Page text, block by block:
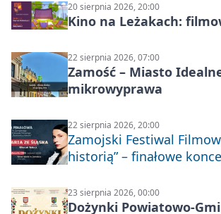
20 sierpnia 2026, 20:00
Kino na Leżakach:
22 sierpnia 2026, 07:00
Zamość – Miasto
mikrowyprawa
22 sierpnia 2026, 20:00
Zamojski Festiwal
historią” – finałowe
23 sierpnia 2026, 00:00
Dożynki Powiatowo-